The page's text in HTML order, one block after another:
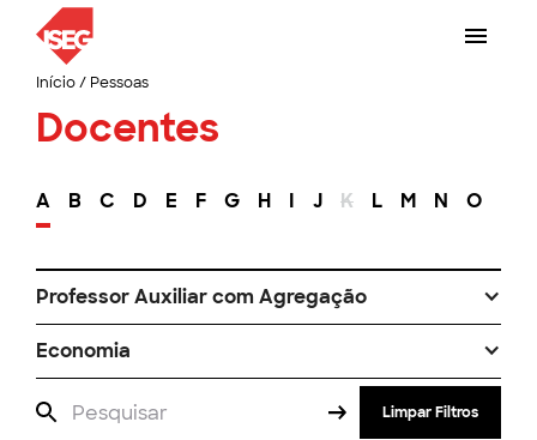
Início/ Pessoas
Docentes
A B C D E F G H I J K L M N O
Professor Auxiliar com Agregação
Economia
Limpar Filtros